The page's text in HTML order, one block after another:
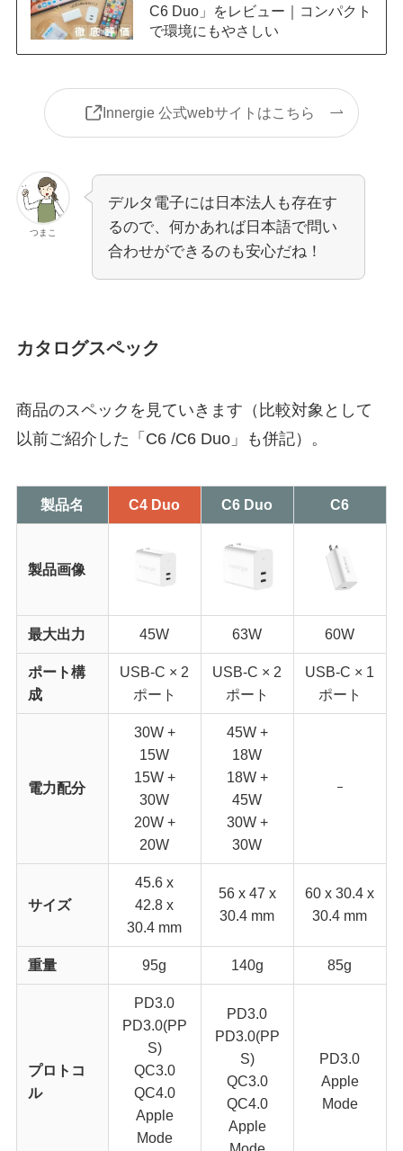
C6 Duo」をレビュー｜コンパクト
で環境にもやさしい
Innergie 公式webサイトはこちら
つまこ
デルタ電子には日本法人も存在す
るので、何かあれば日本語で問い
合わせができるのも安心だね！
カタログスペック
商品のスペックを見ていきます（比較対象として
以前ご紹介した「C6 /C6 Duo」も併記）。
製品名 C4 Duo C6 Duo C6
製品画像
最大出力 45W 63W 60W
ポート構
成
USB-C × 2
ポート
USB-C × 2
ポート
USB-C × 1
ポート
電力配分
30W +
15W
15W +
30W
20W +
20W
45W +
18W
18W +
45W
30W +
30W
ｰ
サイズ
45.6 x
42.8 x
30.4 mm
56 x 47 x
30.4 mm
60 x 30.4 x
30.4 mm
重量 95g 140g 85g
プロトコ
ル
PD3.0
PD3.0(PP
S)
QC3.0
QC4.0
Apple
Mode
PD3.0
PD3.0(PP
S)
QC3.0
QC4.0
Apple
PD3.0
Apple
Mode